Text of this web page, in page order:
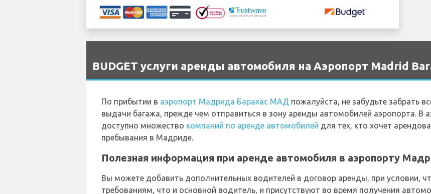
BUDGET услуги аренды автомобиля на Аэропорт Madrid
По прибытии в аэропорт Мадрида Барахас МАД пожалуйста, не забудьте забрать
выдачи багажа, прежде чем отправиться в зону аренды автомобилей аэропорта. В
доступно множество компаний по аренде автомобилей для тех, кто хочет
пребывания в Мадриде.
Полезная информация при аренде автомобиля в аэропорту
Вы можете добавить дополнительных водителей в договор аренды, при условии,
требованиям, что и основной водитель, и присутствуют во время получения